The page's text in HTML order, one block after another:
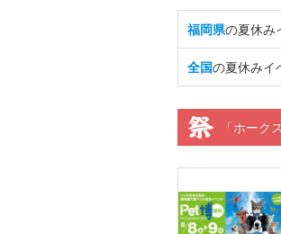
福岡県の夏休み
全国の夏休みイ
「ホーク